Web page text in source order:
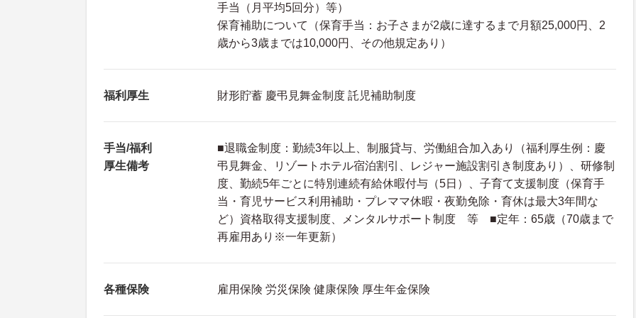
手当（月平均5回分）等）
保育補助について（保育手当：お子さまが2歳に達するまで月額25,000円、2
歳から3歳までは10,000円、その他規定あり）
福利厚生 財形貯蓄 慶弔見舞金制度 託児補助制度
手当/福利
厚生備考
■退職金制度：勤続3年以上、制服貸与、労働組合加入あり（福利厚生例：慶
弔見舞金、リゾートホテル宿泊割引、レジャー施設割引き制度あり）、研修制
度、勤続5年ごとに特別連続有給休暇付与（5日）、子育て支援制度（保育手
当・育児サービス利用補助・プレママ休暇・夜勤免除・育休は最大3年間な
ど）資格取得支援制度、メンタルサポート制度 等 ■定年：65歳（70歳まで
再雇用あり※一年更新）
各種保険 雇用保険 労災保険 健康保険 厚生年金保険